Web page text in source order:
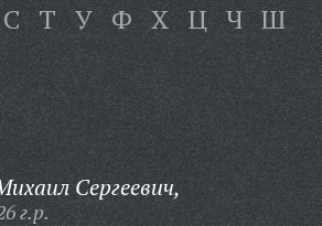
С Т У Ф Х Ц Ч Ш
Сергеевич,
г.р.